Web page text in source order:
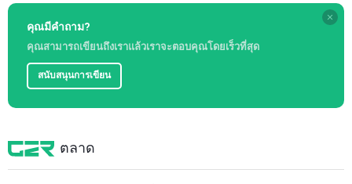
คุณมีคำถาม?
คุณสามารถเขียนถึงเราแล้วเราจะตอบคุณโดยเร็วที่สุด
สนับสนุนการเขียน
ตลาด